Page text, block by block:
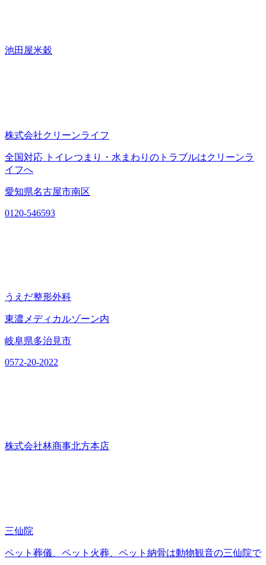
池田屋米穀
株式会社クリーンライフ
全国対応 トイレつまり・水まわりのトラブルはクリーンラ
イフへ
愛知県名古屋市南区
0120-546593
うえだ整形外科
東濃メディカルゾーン内
岐阜県多治見市
0572-20-2022
株式会社林商事北方本店
三仙院
ペット葬儀、ペット火葬、ペット納骨は動物観音の三仙院で